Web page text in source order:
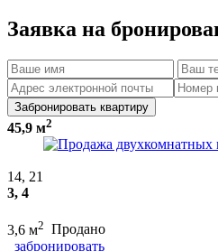
Заявка на
Забронировать квартиру
45,9 м2
14, 21
3, 4
3,6 м2 Продано
забронировать